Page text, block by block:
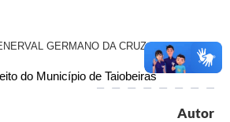
GERMANO DA CRUZ
do Município de Taiobeiras
Autor